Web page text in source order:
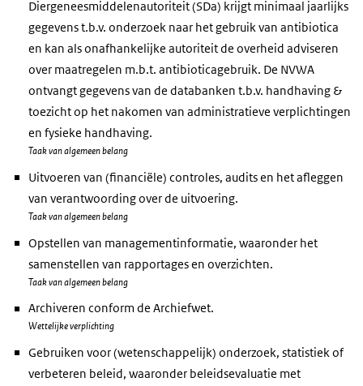
Diergeneesmiddelenautoriteit (SDa) krijgt minimaal jaarlijks
gegevens t.b.v. onderzoek naar het gebruik van antibiotica
en kan als onafhankelijke autoriteit de overheid adviseren
over maatregelen m.b.t. antibioticagebruik. De NVWA
ontvangt gegevens van de databanken t.b.v. handhaving &
toezicht op het nakomen van administratieve verplichtingen
en fysieke handhaving.
Taak van algemeen belang
Uitvoeren van (financiële) controles, audits en het afleggen
van verantwoording over de uitvoering.
Taak van algemeen belang
Opstellen van managementinformatie, waaronder het
samenstellen van rapportages en overzichten.
Taak van algemeen belang
Archiveren conform de Archiefwet.
Wettelijke verplichting
Gebruiken voor (wetenschappelijk) onderzoek, statistiek of
verbeteren beleid, waaronder beleidsevaluatie met